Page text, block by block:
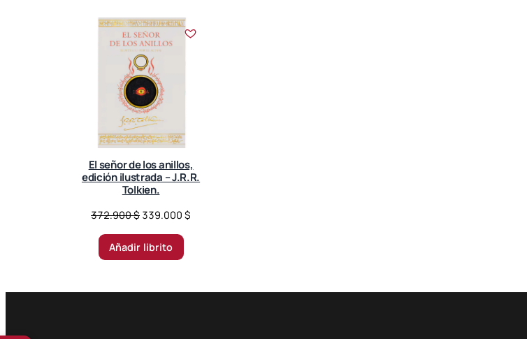
El señor de los anillos,
edición ilustrada – J.R.R.
Tolkien.
372.900$ O
g
n
339.000$
n
Añadir librito